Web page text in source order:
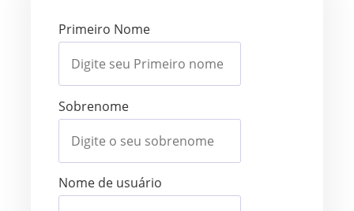
Primeiro Nome
Sobrenome
Nome de usuário